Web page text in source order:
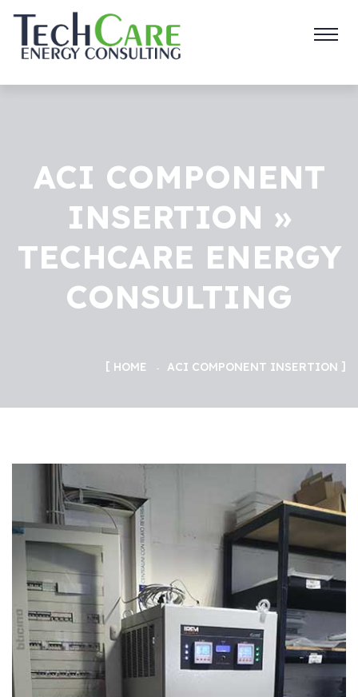
ACI COMPONENT
INSERTION »
TECHCARE ENERGY
CONSULTING
HOME ACI COMPONENT INSERTION